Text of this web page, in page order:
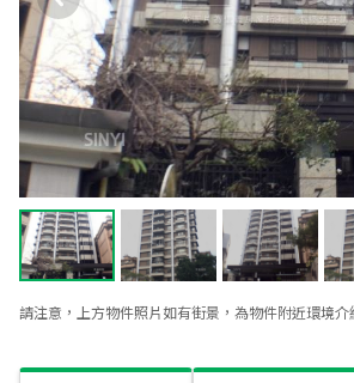
請注意，上方物件照片如有街景，為物件附近環境介
2026年7月區業績TOP1 2026年7月區成件TOP1